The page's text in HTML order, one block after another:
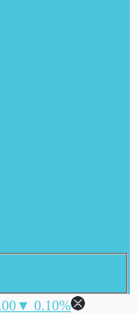
▼ 0.10%